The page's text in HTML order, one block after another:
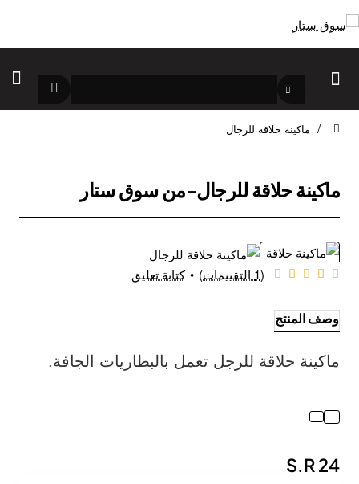
ماكينة حلاقة للرجال
ماكينة حلاقة للرجال-من سوق ستار
وصف المنتج
ماكينة حلاقة للرجل تعمل بالبطاريات الجافة.
(1 التقييمات) • كتابة تعليق
S.R 24